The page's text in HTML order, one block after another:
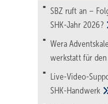
SBZ ruft an –
SHK-Jahr 2026?
Wera
werk­statt für den
Live-Video-
SHK-Handwerk